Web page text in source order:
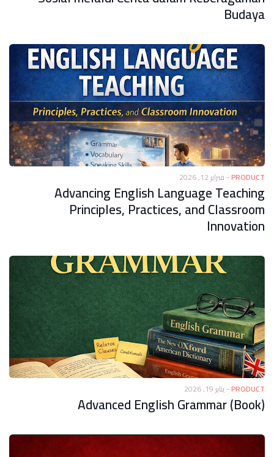
Budaya
PRODUCT
- فبراير 12, 2026
Advancing English Language Teaching
Principles, Practices, and Classroom
Innovation
PRODUCT
-يناير 19, 2026
Advanced English Grammar (Book)